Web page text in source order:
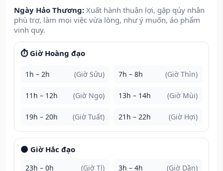
Ngày Hảo Thương: Xuất hành thuận lợi, gặp qúy nhân
phù trợ, làm mọi việc vừa lòng, như ý muốn, áo phẩm
vinh quy.
⏱️ Giờ Hoàng đạo
1h – 2h (Giờ Sửu) 7h – 8h (Giờ Thìn)
11h – 12h (Giờ Ngọ) 13h – 14h (Giờ Mùi)
19h – 20h (Giờ Tuất) 21h – 22h (Giờ Hợi)
🌑 Giờ Hắc đạo
23h – 0h (Giờ Tí) 3h – 4h (Giờ Dần)